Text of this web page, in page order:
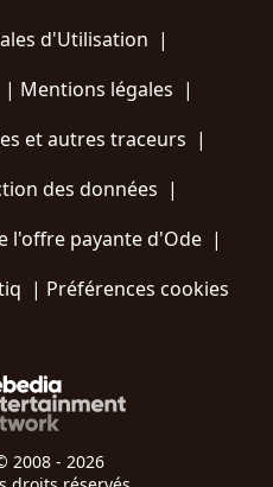
d'Utilisation |
Mentions légales |
et autres traceurs |
des données |
l'offre payante d'Ode |
| Préférences cookies
2008 - 2026